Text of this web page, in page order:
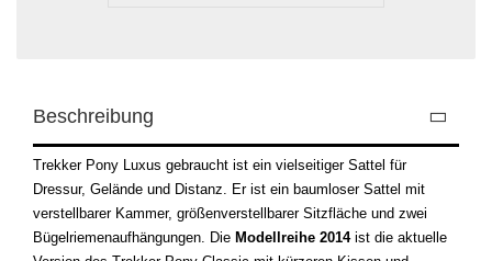
Beschreibung
Trekker Pony Luxus gebraucht ist ein vielseitiger Sattel für
Dressur, Gelände und Distanz. Er ist ein baumloser Sattel mit
verstellbarer Kammer, größenverstellbarer Sitzfläche und zwei
Bügelriemenaufhängungen. Die Modellreihe 2014 ist die aktuelle